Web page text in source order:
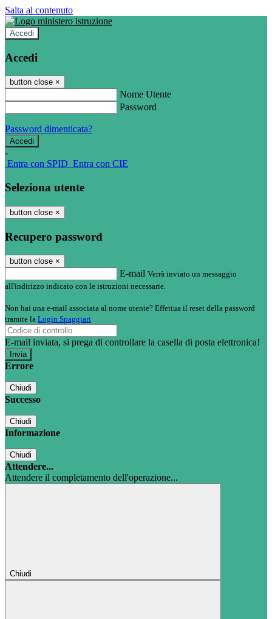
Salta al contenuto
Accedi
Accedi
button close ×
Nome Utente
Password
Password dimenticata?
-
Entra con SPID Entra con CIE
Seleziona utente
button close ×
Recupero password
button close ×
E-mail Verrà inviato un messaggio
all'indirizzo indicato con le istruzioni necessarie.
Non hai una e-mail associata al nome utente? Effettua il reset della password
tramite la Login Spaggiari
E-mail inviata, si prega di controllare la casella di posta elettronica!
Errore
Chiudi
Successo
Chiudi
Informazione
Chiudi
Attendere...
Attendere il completamento dell'operazione...
Chiudi